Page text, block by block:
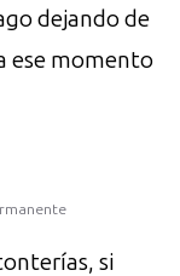
dejando de
ese momento
si